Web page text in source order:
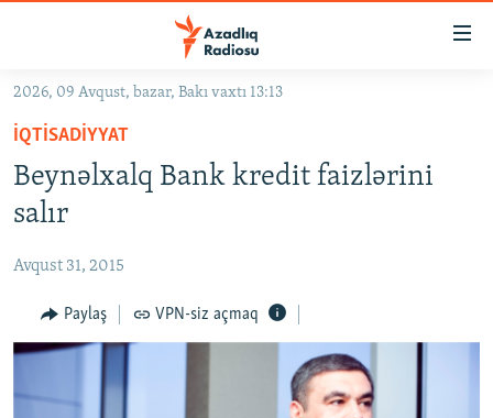
Əsas
qayıt
Əsas
naviqasiyaya
qayıt
GÜNDƏM
KORRUPSIOMETR
FƏRQƏ BAX
QANUNI DOĞRU
ARAŞDIRMA
MULTIMEDIA
2026, 09 Avqust, bazar, Bakı vaxtı 13:13
İQTISADIYYAT
Beynəlxalq Bank kredit faizlərini
salır
Avqust 31, 2015
Paylaş VPN-siz açmaq